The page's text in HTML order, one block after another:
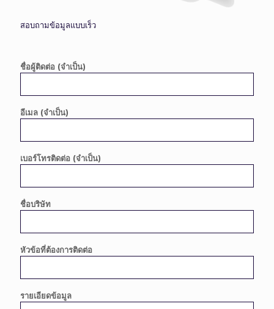
สอบถามข้อมูลแบบเร็ว
ชื่อผู้ติดต่อ (จำเป็น)
อีเมล (จำเป็น)
เบอร์โทรติดต่อ (จำเป็น)
ชื่อบริษัท
หัวข้อที่ต้องการติดต่อ
รายเอียดข้อมูล